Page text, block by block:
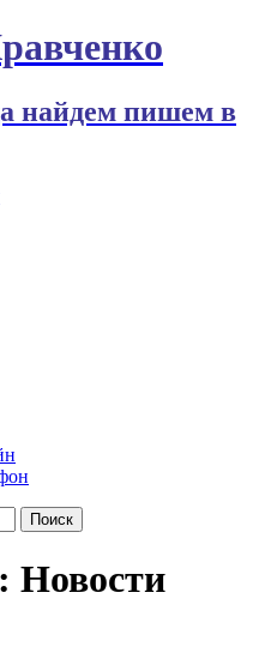
найдем пишем в
Новости